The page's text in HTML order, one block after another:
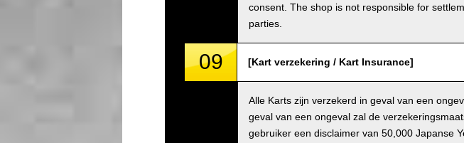
consent. The shop is not responsible for
parties.
09 [Kart verzekering / Kart Insurance]
Alle Karts zijn verzekerd in geval van een
geval van een ongeval zal de
gebruiker een disclaimer van 50,000 Japanse